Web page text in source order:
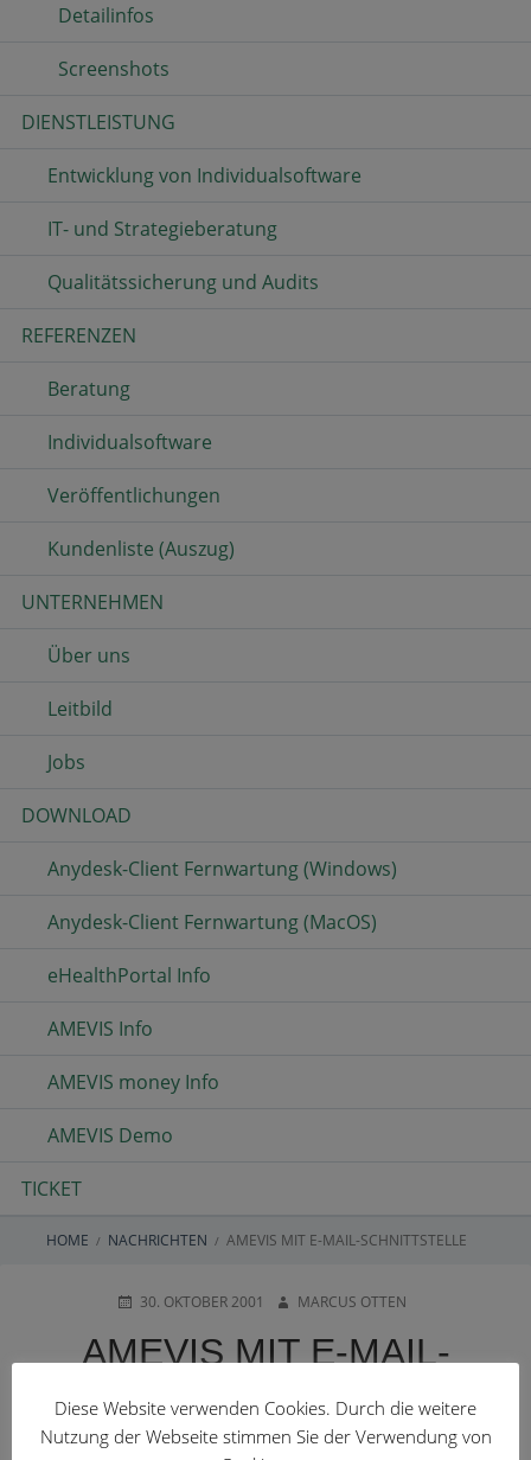
Detailinfos
Screenshots
DIENSTLEISTUNG
Entwicklung von Individualsoftware
IT- und Strategieberatung
Qualitätssicherung und Audits
REFERENZEN
Beratung
Individualsoftware
Veröffentlichungen
Kundenliste (Auszug)
UNTERNEHMEN
Über uns
Leitbild
Jobs
DOWNLOAD
Anydesk-Client Fernwartung (Windows)
Anydesk-Client Fernwartung (MacOS)
eHealthPortal Info
AMEVIS Info
AMEVIS money Info
AMEVIS Demo
TICKET
BREADCRUMBS
HOME NACHRICHTEN AMEVIS MIT E-MAIL-SCHNITTSTELLE
POSTED
30. OKTOBER 2001 AUTHOR
MARCUS OTTEN
AMEVIS MIT E-MAIL-
SCHNITTSTELLE
Diese Website verwenden Cookies. Durch die weitere
Nutzung der Webseite stimmen Sie der Verwendung von